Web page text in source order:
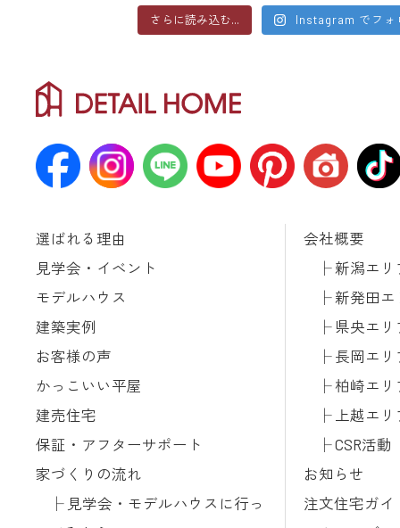
さらに読み込む... Instagram でフォ
選ばれる理由
見学会・イベント
モデルハウス
建築実例
お客様の声
かっこいい平屋
建売住宅
保証・アフターサポート
家づくりの流れ
見学会・モデルハウスに行っ
会社概要
新潟エリ
新発田エ
県央エリ
長岡エリ
柏崎エリ
上越エリ
CSR活動
お知らせ
注文住宅ガイ